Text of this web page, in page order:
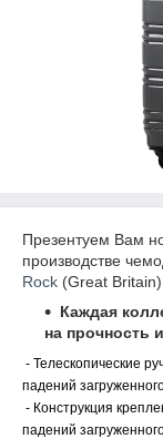
Презентуем Вам
производстве
Rock (Great Britain)
Каждая
на прочность
- Телескопические
падений
- Конструкция
падений